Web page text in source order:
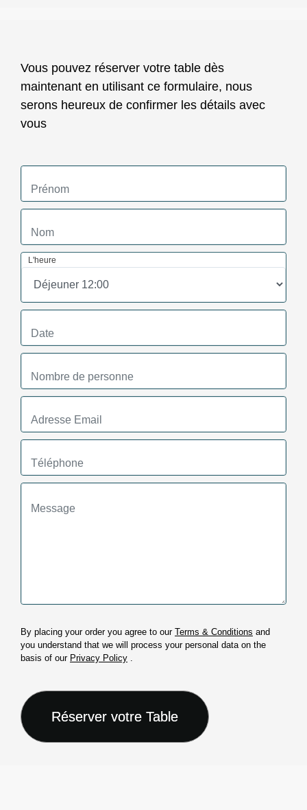
Vous pouvez réserver votre table dès
maintenant en utilisant ce formulaire, nous
serons heureux de confirmer les détails avec
vous
L'heure
By placing your order you agree to our Terms & Conditions and
you understand that we will process your personal data on the
basis of our Privacy Policy .